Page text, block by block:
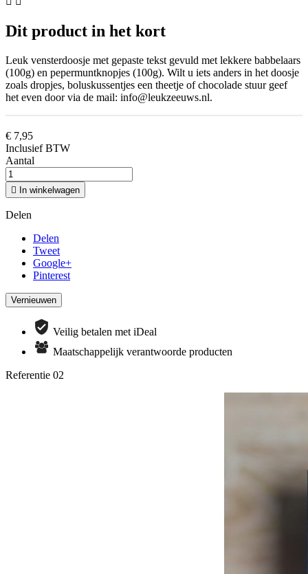
Dit product in het kort
Leuk vensterdoosje met gepaste tekst gevuld met lekkere babbelaars
(100g) en pepermuntknopjes (100g). Wilt u iets anders in het doosje
zoals dropjes, boluskussentjes een theetje of chocolade stuur geef
het even door via de mail: info@leukzeeuws.nl.
€ 7,95
Inclusief BTW
Aantal
 In winkelwagen
Delen
Delen
Tweet
Google+
Pinterest
Veilig betalen met iDeal
Maatschappelijk verantwoorde producten
Referentie 02